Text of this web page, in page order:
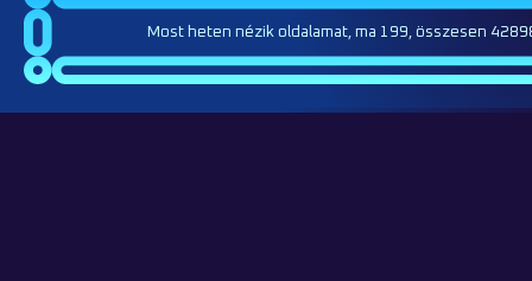
Most heten nézik oldalamat, ma 199, összesen